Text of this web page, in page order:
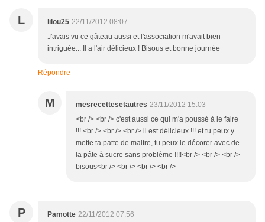
L lilou25 22/11/2012 08:07
J'avais vu ce gâteau aussi et l'association m'avait bien
intriguée... Il a l'air délicieux ! Bisous et bonne journée
Répondre
M mesrecettesetautres 23/11/2012 15:03
<br /> <br /> c'est aussi ce qui m'a poussé à le faire
!!! <br /> <br /> <br /> il est délicieux !!! et tu peux y
mette ta patte de maitre, tu peux le décorer avec de
la pâte à sucre sans problème !!!!<br /> <br /> <br />
bisous<br /> <br /> <br /> <br />
P Pamotte 22/11/2012 07:56